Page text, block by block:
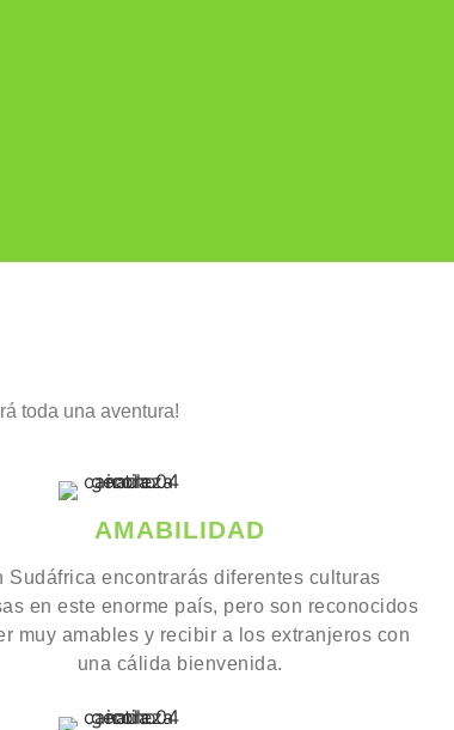
toda una aventura!
AMABILIDAD
Sudáfrica encontrarás diferentes culturas
en este enorme país, pero son reconocidos
muy amables y recibir a los extranjeros con
una cálida bienvenida.